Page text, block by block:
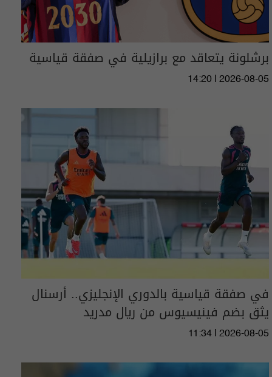
برشلونة يتعاقد مع برازيلية في صفقة قياسية
14:20 | 2026-08-05
في صفقة قياسية بالدوري الإنجليزي.. أرسنال
يثق بضم فينيسيوس من ريال مدريد
11:34 | 2026-08-05